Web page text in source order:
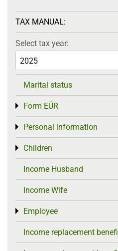
TAX MANUAL:
Select tax year:
Marital status
Form EÜR
Toggle menu
Personal information
Toggle menu
Children
Toggle menu
Income Husband
Income Wife
Employee
Toggle menu
Income replacement